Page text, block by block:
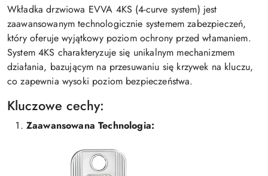
Wkładka drzwiowa EVVA 4KS (4-curve system) jest
zaawansowanym technologicznie systemem zabezpieczeń,
który oferuje wyjątkowy poziom ochrony przed włamaniem.
System 4KS charakteryzuje się unikalnym mechanizmem
działania, bazującym na przesuwaniu się krzywek na kluczu,
co zapewnia wysoki poziom bezpieczeństwa.
Kluczowe cechy:
Zaawansowana Technologia: